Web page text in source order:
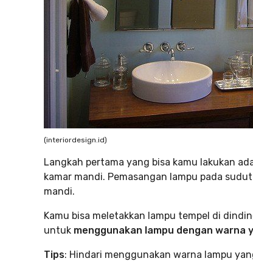
(interiordesign.id)
Langkah pertama yang bisa kamu lakukan
kamar mandi. Pemasangan lampu pada
mandi.
Kamu bisa meletakkan lampu tempel di
untuk menggunakan lampu dengan warna
Tips: Hindari menggunakan warna lampu